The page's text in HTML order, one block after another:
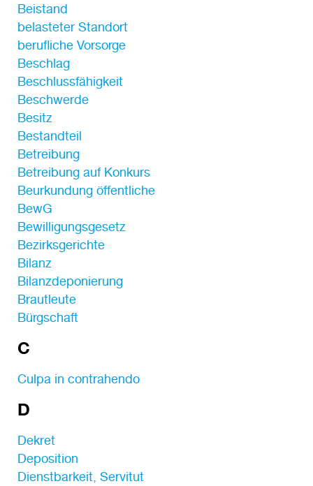
Beistand
belasteter Standort
berufliche Vorsorge
Beschlag
Beschlussfähigkeit
Beschwerde
Besitz
Bestandteil
Betreibung
Betreibung auf Konkurs
Beurkundung öffentliche
BewG
Bewilligungsgesetz
Bezirksgerichte
Bilanz
Bilanzdeponierung
Brautleute
Bürgschaft
C
Culpa in contrahendo
D
Dekret
Deposition
Dienstbarkeit, Servitut